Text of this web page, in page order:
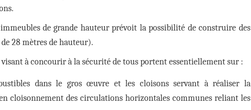
de grande hauteur prévoit la possibilité de construire des
28 mètres de hauteur).
à concourir à la sécurité de tous portent essentiellement sur :
dans le gros œuvre et les cloisons servant à réaliser la
cloisonnement des circulations horizontales communes reliant les